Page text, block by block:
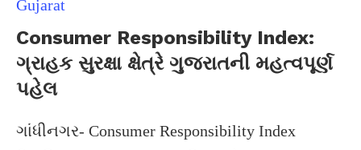
Gujarat
Consumer Responsibility Index:
ગ્રાહક સુરક્ષા ક્ષેત્રે ગુજરાતની મહત્વપૂર્ણ
પહેલ
ગાંધીનગર- Consumer Responsibility Index